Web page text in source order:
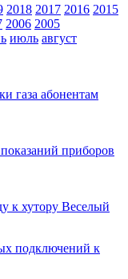
2018 2017 2016 2015
2006 2005
июль август
газа абонентам
приборов
к хутору Веселый
подключений к